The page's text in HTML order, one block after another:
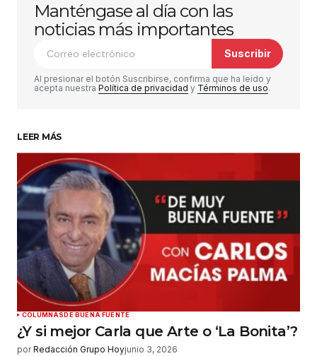
Tu dirección de correo electrónico no será
publicada. Los campos obligatorios están
marcados con*
Comentario*
Su nombre*
Tu correo electrónico
Guardar mi nombre, correo electrónico y sitio
web en este navegador para la próxima vez que
haga un comentario.
Enviar comentario
Manténgase al día con las
noticias más importantes
Suscribir
Al presionar el botón Suscribirse, confirma que ha leído y
acepta nuestra Política de privacidad y Términos de uso.
LEER MÁS
COLUMNAS DE BUENA FUENTE
¿Y si mejor Carla que Arte o ‘La Bonita’?
por Redacción Grupo Hoyjunio 3, 2026